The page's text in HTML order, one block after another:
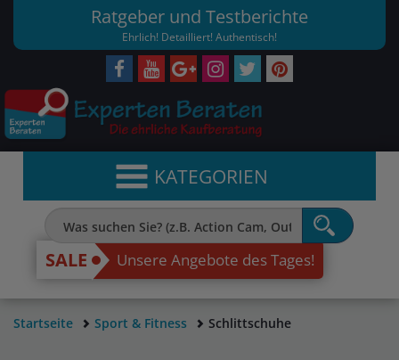
Ratgeber und Testberichte
Ehrlich! Detailliert! Authentisch!
KATEGORIEN
SALE Unsere Angebote des Tages!
Startseite Sport & Fitness Schlittschuhe